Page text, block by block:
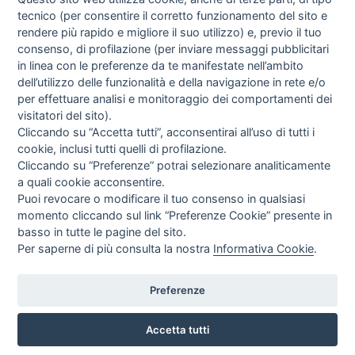
GUIDA AGLI ACQUISTI
PROCEDURA DI ACQUISTO
DIRITTO DI RECESSO
SPEDIZIONI E COSTI
TERMINI & CONDIZIONI
PRIVACY
COOKIE POLICY
PREFERENZE COOKIE
NEWSLETTER
Consulta la nostra Privacy Policy
Tuttoperlafesta.it | Partylandia by Grag Srl © TUTTI I DIRITTI RISERVATI | P.I. &
C.F 03784921201 Credits
tecnico (per consentire il corretto funzionamento del sito e
rendere più rapido e migliore il suo utilizzo) e, previo il tuo
consenso, di profilazione (per inviare messaggi pubblicitari
in linea con le preferenze da te manifestate nell’ambito
dell’utilizzo delle funzionalità e della navigazione in rete e/o
per effettuare analisi e monitoraggio dei comportamenti dei
visitatori del sito).
Cliccando su “Accetta tutti”, acconsentirai all’uso di tutti i
cookie, inclusi tutti quelli di profilazione.
Cliccando su “Preferenze” potrai selezionare analiticamente
a quali cookie acconsentire.
Puoi revocare o modificare il tuo consenso in qualsiasi
momento cliccando sul link “Preferenze Cookie” presente in
basso in tutte le pagine del sito.
Per saperne di più consulta la nostra Informativa Cookie.
Preferenze
Accetta tutti